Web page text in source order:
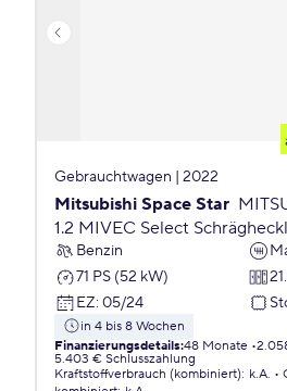
Gebrauchtwagen | 2022
Mitsubishi Space Star
1.2 MIVEC Select
Benzin
71 PS (52 kW)
EZ: 05/24
in 4 bis 8 Wochen
Finanzierungsdetails:48 Monate
5.403 € Schlusszahlung
Kraftstoffverbrauch (kombiniert): k.A.